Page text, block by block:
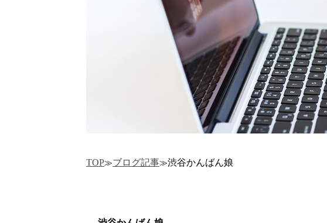
TOP ブログ記事 渋谷かんばん娘